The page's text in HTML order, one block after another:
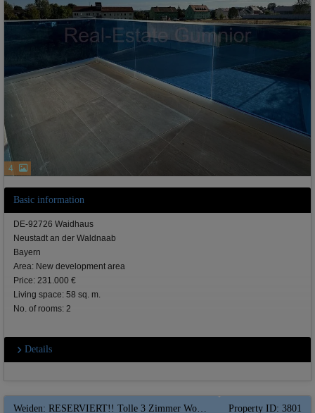
4
Basic information
DE-92726 Waidhaus
Neustadt an der Waldnaab
Bayern
Area: New development area
Price: 231.000 €
Living space: 58 sq. m.
No. of rooms: 2
Details
Property ID: 3801